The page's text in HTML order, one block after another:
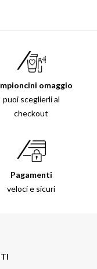
omaggio
puoi sceglierli al
checkout
Pagamenti
veloci e sicuri